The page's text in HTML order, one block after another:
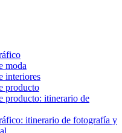
moda
interiores
producto
producto: itinerario de
itinerario de fotografía y